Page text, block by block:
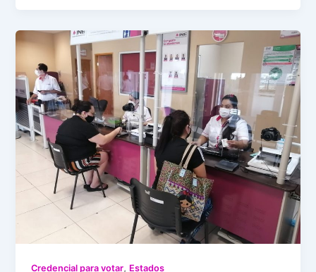
Credencial para votar, Estados